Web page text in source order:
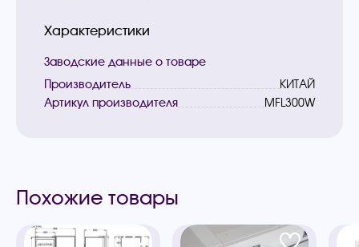
Характеристики
Заводские данные о товаре
Производитель
КИТАЙ
Артикул производителя
MFL300W
Похожие товары